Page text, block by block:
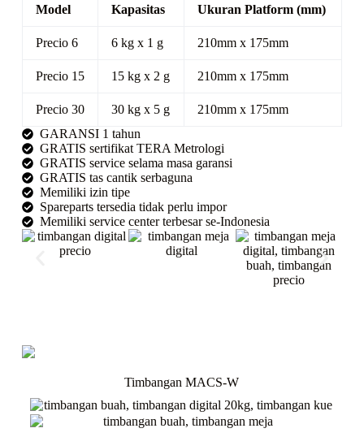
Model Kapasitas Ukuran Platform (mm)
Precio 6 6 kg x 1 g 210mm x 175mm
Precio 15 15 kg x 2 g 210mm x 175mm
Precio 30 30 kg x 5 g
210mm x 175mm
GARANSI 1 tahun
GRATIS sertifikat TERA Metrologi
GRATIS service selama masa garansi
GRATIS tas cantik serbaguna
Memiliki izin tipe
Spareparts tersedia tidak perlu impor
Memiliki service center terbesar se-Indonesia
Timbangan MACS-W